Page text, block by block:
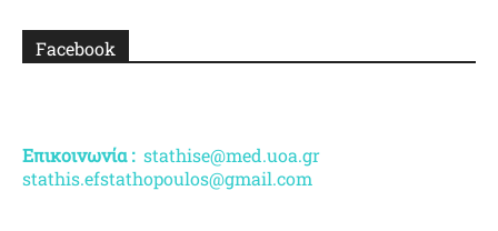
Facebook
Επικοινωνία : stathise@med.uoa.gr
stathis.efstathopoulos@gmail.com